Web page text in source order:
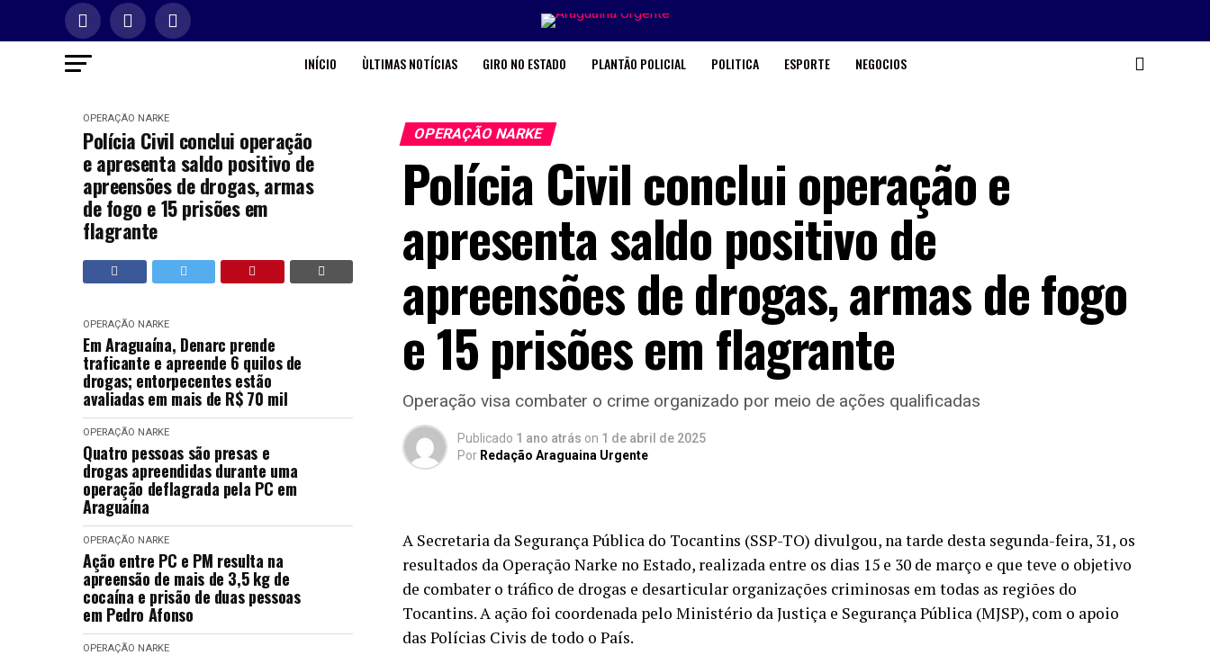
INÍCIO ÙLTIMAS NOTÍCIAS GIRO NO ESTADO PLANTÃO POLICIAL POLITICA ESPORTE NEGOCIOS
OPERAÇÃO NARKE
Polícia Civil conclui operação
e apresenta saldo positivo de
apreensões de drogas, armas
de fogo e 15 prisões em
flagrante
OPERAÇÃO NARKE
Em Araguaína, Denarc prende
traficante e apreende 6 quilos de
drogas; entorpecentes estão
avaliadas em mais de R$ 70 mil
OPERAÇÃO NARKE
Quatro pessoas são presas e
drogas apreendidas durante uma
operação deflagrada pela PC em
Araguaína
OPERAÇÃO NARKE
Ação entre PC e PM resulta na
apreensão de mais de 3,5 kg de
cocaína e prisão de duas pessoas
em Pedro Afonso
OPERAÇÃO NARKE
OPERAÇÃO NARKE
Polícia Civil conclui operação e
apresenta saldo positivo de
apreensões de drogas, armas de fogo
e 15 prisões em flagrante
Operação visa combater o crime organizado por meio de ações qualificadas
Publicado 1 ano atrás on 1 de abril de 2025
Por Redação Araguaina Urgente
A Secretaria da Segurança Pública do Tocantins (SSP-TO) divulgou, na tarde desta segunda-feira, 31, os
resultados da Operação Narke no Estado, realizada entre os dias 15 e 30 de março e que teve o objetivo
de combater o tráfico de drogas e desarticular organizações criminosas em todas as regiões do
Tocantins. A ação foi coordenada pelo Ministério da Justiça e Segurança Pública (MJSP), com o apoio
das Polícias Civis de todo o País.